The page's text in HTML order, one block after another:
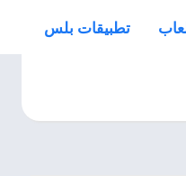
تطبيقات بلس